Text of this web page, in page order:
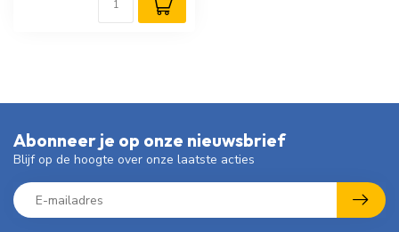
Abonneer je op onze nieuwsbrief
Blijf op de hoogte over onze laatste acties